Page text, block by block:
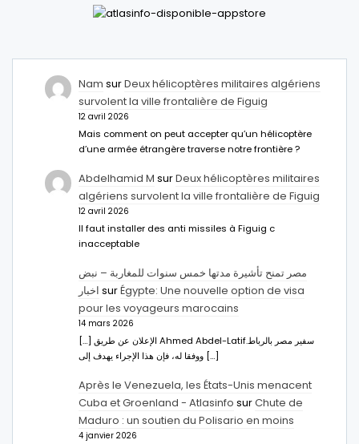
Nam surDeux hélicoptères militaires algériens
survolent la ville frontalière de Figuig
12 avril 2026
Mais comment on peut accepter qu’un hélicoptère
d’une armée étrangère traverse notre frontière ?
Abdelhamid M surDeux hélicoptères militaires
algériens survolent la ville frontalière de Figuig
12 avril 2026
Il faut installer des anti missiles à Figuig c
inacceptable
مصر تمنح تأشيرة مدتها خمس سنوات للمغاربة – نبض
اخبار surÉgypte: Une nouvelle option de visa
pour les voyageurs marocains
14 mars 2026
[…] الإعلان عن طريق Ahmed Abdel-Latifسفير مصر بالرباط.
ووفقا له، فإن هذا الإجراء يهدف إلى […]
Après le Venezuela, les États-Unis menacent
Cuba et Groenland - Atlasinfo surChute de
Maduro : un soutien du Polisario en moins
4 janvier 2026